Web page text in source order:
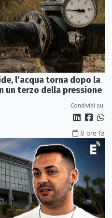
l’acqua torna dopo la
un terzo della pressione
Condividi su:
8 ore fa